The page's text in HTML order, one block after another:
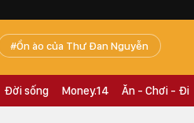
Ồn ào của Thư Đan Nguyễn
Đời sống Money.14 Ăn - Chơi - Đi